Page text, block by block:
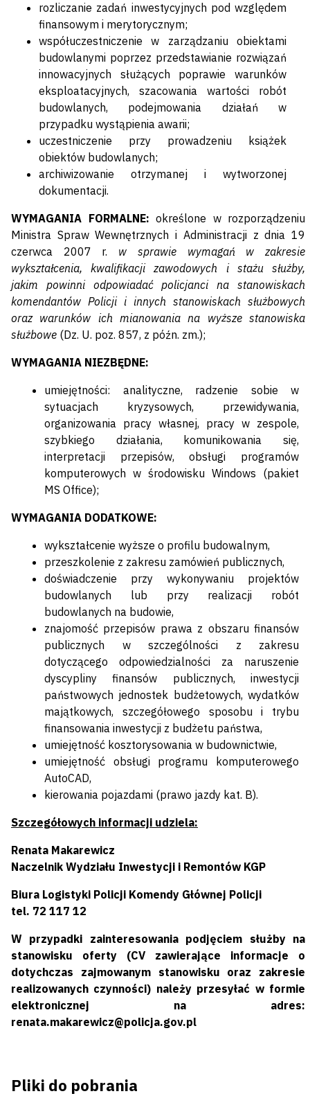
rozliczanie zadań inwestycyjnych pod względem
finansowym i merytorycznym;
współuczestniczenie w zarządzaniu obiektami
budowlanymi poprzez przedstawianie rozwiązań
innowacyjnych służących poprawie warunków
eksploatacyjnych, szacowania wartości robót
budowlanych, podejmowania działań w
przypadku wystąpienia awarii;
uczestniczenie przy prowadzeniu książek
obiektów budowlanych;
archiwizowanie otrzymanej i wytworzonej
dokumentacji.
WYMAGANIA FORMALNE: określone w rozporządzeniu
Ministra Spraw Wewnętrznych i Administracji z dnia 19
czerwca 2007 r. w sprawie wymagań w zakresie
wykształcenia, kwalifikacji zawodowych i stażu służby,
jakim powinni odpowiadać policjanci na stanowiskach
komendantów Policji i innych stanowiskach służbowych
oraz warunków ich mianowania na wyższe stanowiska
służbowe (Dz. U. poz. 857, z późn. zm.);
WYMAGANIA NIEZBĘDNE:
umiejętności: analityczne, radzenie sobie w
sytuacjach kryzysowych, przewidywania,
organizowania pracy własnej, pracy w zespole,
szybkiego działania, komunikowania się,
interpretacji przepisów, obsługi programów
komputerowych w środowisku Windows (pakiet
MS Office);
WYMAGANIA DODATKOWE:
wykształcenie wyższe o profilu budowalnym,
przeszkolenie z zakresu zamówień publicznych,
doświadczenie przy wykonywaniu projektów
budowlanych lub przy realizacji robót
budowlanych na budowie,
znajomość przepisów prawa z obszaru finansów
publicznych w szczególności z zakresu
dotyczącego odpowiedzialności za naruszenie
dyscypliny finansów publicznych, inwestycji
państwowych jednostek budżetowych, wydatków
majątkowych, szczegółowego sposobu i trybu
finansowania inwestycji z budżetu państwa,
umiejętność kosztorysowania w budownictwie,
umiejętność obsługi programu komputerowego
AutoCAD,
kierowania pojazdami (prawo jazdy kat. B).
Szczegółowych informacji udziela:
Renata Makarewicz
Naczelnik Wydziału Inwestycji i Remontów KGP
Biura Logistyki Policji Komendy Głównej Policji
tel. 72 117 12
W przypadki zainteresowania podjęciem służby na
stanowisku oferty (CV zawierające informacje o
dotychczas zajmowanym stanowisku oraz zakresie
realizowanych czynności) należy przesyłać w formie
elektronicznej na adres:
renata.makarewicz@policja.gov.pl
Pliki do pobrania